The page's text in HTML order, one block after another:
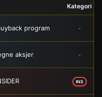
Kategori
program -
aksjer -
INS